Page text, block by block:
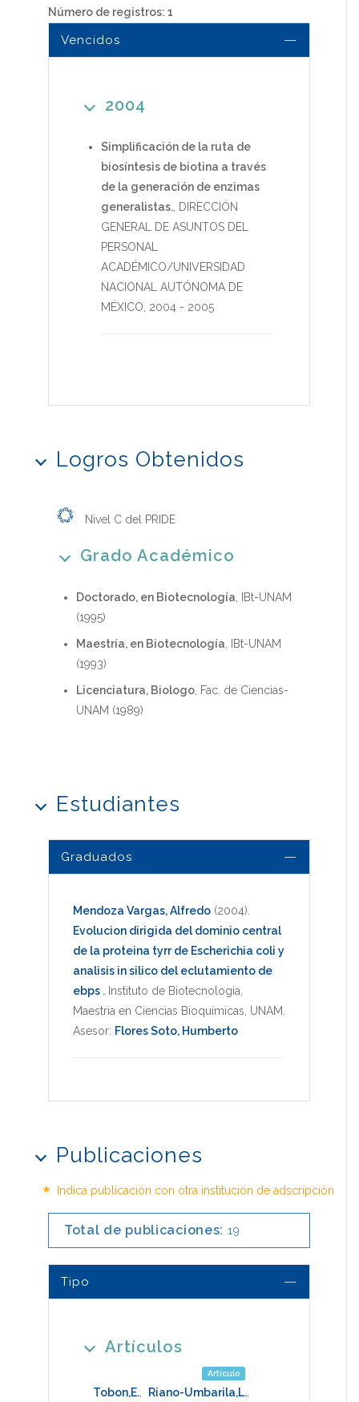
Número de registros: 1
Vencidos
2004
Simplificación de la ruta de
biosíntesis de biotina a través
de la generación de enzimas
generalistas., DIRECCIÓN
GENERAL DE ASUNTOS DEL
PERSONAL
ACADÉMICO/UNIVERSIDAD
NACIONAL AUTÓNOMA DE
MÉXICO, 2004 - 2005
Logros Obtenidos
Nivel C del PRIDE
Grado Académico
Doctorado, en Biotecnología, IBt-UNAM
(1995)
Maestría, en Biotecnología, IBt-UNAM
(1993)
Licenciatura, Biologo, Fac. de Ciencias-
UNAM (1989)
Estudiantes
Graduados
Mendoza Vargas, Alfredo (2004).
Evolucion dirigida del dominio central
de la proteina tyrr de Escherichia coli y
analisis in silico del eclutamiento de
ebps . Instituto de Biotecnologia,
Maestria en Ciencias Bioquimicas, UNAM.
Asesor: Flores Soto, Humberto
Publicaciones
* Indica publicación con otra institución de adscripción
Total de publicaciones: 19
Tipo
Artículos
Artículo
Tobon,E. Riano-Umbarila,L.